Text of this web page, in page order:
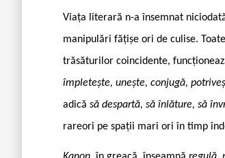
Viața literară n-a însemnat
manipulări fățișe ori de culise.
trăsăturilor coincidente,
împletește, unește, conjugă,
adică să despartă, să înlăture, să
rareori pe spații mari ori în timp